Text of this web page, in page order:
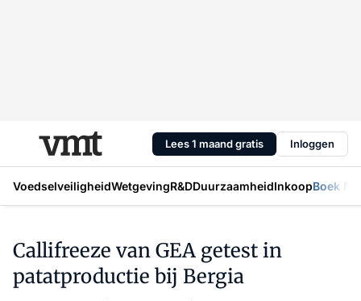
Lees 1 maand gratis Inloggen
VoedselveiligheidWetgevingR&DDuurzaamheidInkoopBoek
Callifreeze van GEA getest in
patatproductie bij Bergia